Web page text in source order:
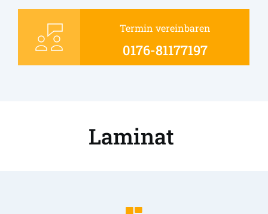
Termin vereinbaren
0176-81177197
Laminat